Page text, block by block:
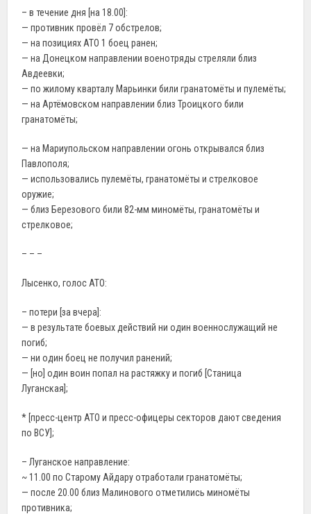
– в течение дня [на 18.00]:
— противник провёл 7 обстрелов;
— на позициях АТО 1 боец ранен;
— на Донецком направлении военотряды стреляли близ
Авдеевки;
— по жилому кварталу Марьинки били гранатомёты и пулемёты;
— на Артёмовском направлении близ Троицкого били
гранатомёты;
— на Мариупольском направлении огонь открывался близ
Павлополя;
— использовались пулемёты, гранатомёты и стрелковое
оружие;
— близ Березового били 82-мм миномёты, гранатомёты и
стрелковое;
– – –
Лысенко, голос АТО:
– потери [за вчера]:
— в результате боевых действий ни один военнослужащий не
погиб;
— ни один боец не получил ранений;
— [но] один воин попал на растяжку и погиб [Станица
Луганская];
* [пресс-центр АТО и пресс-офицеры секторов дают сведения
по ВСУ];
– Луганское направление:
~ 11.00 по Старому Айдару отработали гранатомёты;
— после 20.00 близ Малинового отметились миномёты
противника;